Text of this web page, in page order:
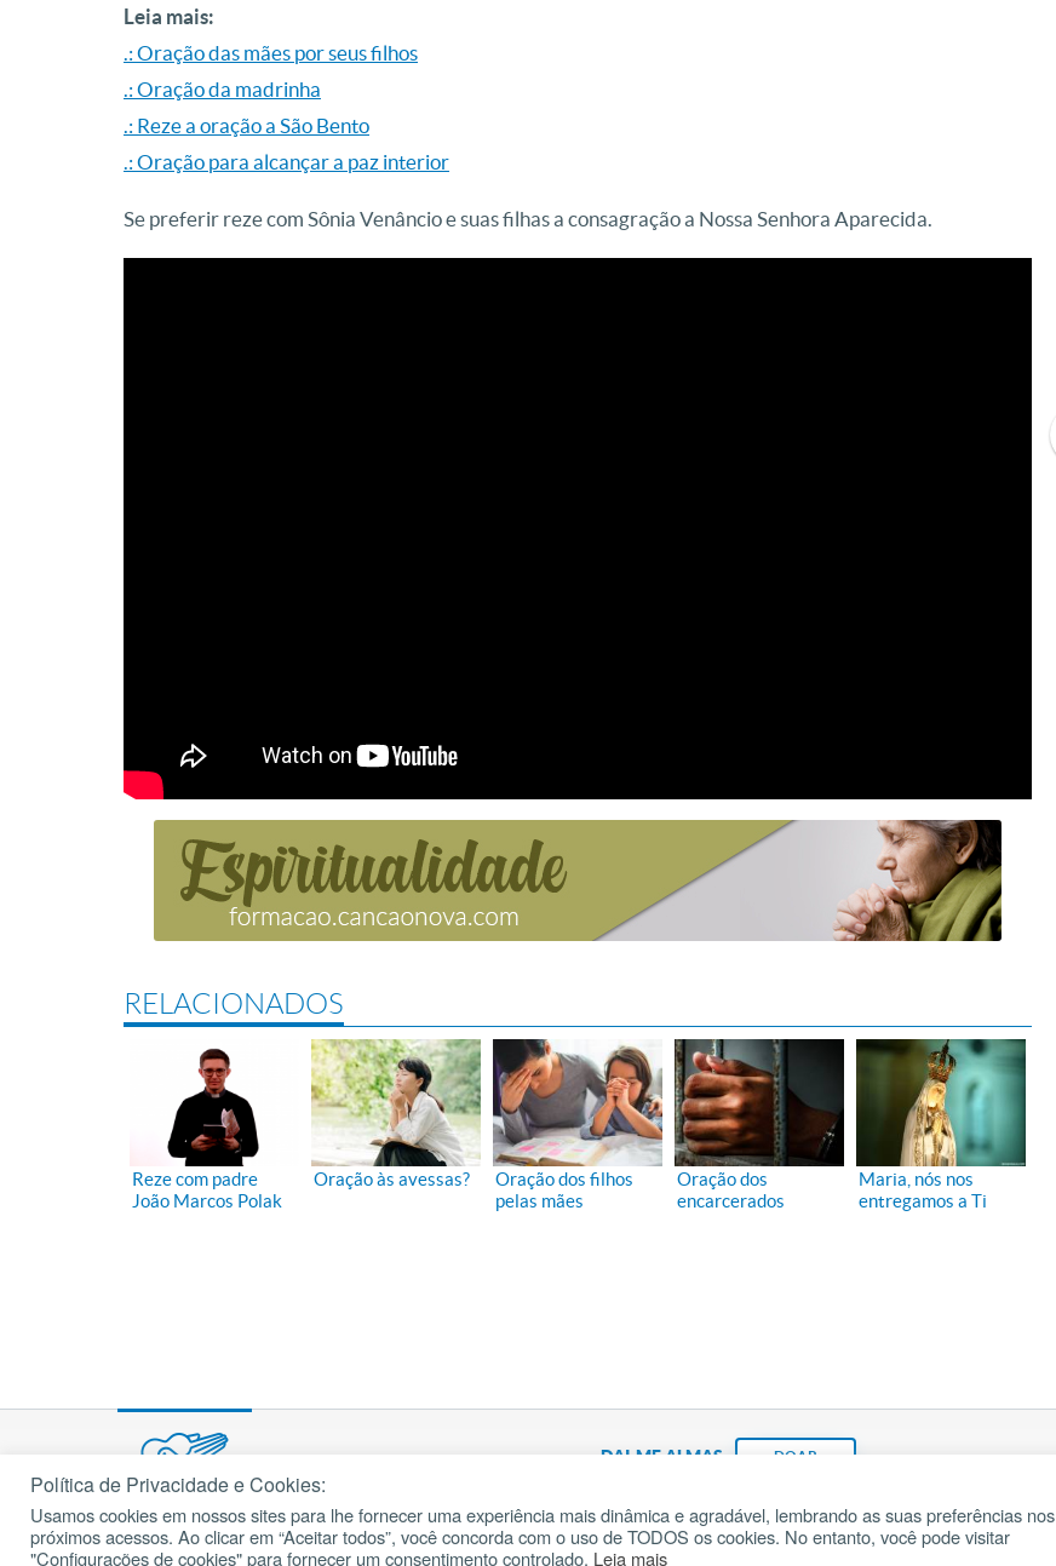
Leia mais:
.: Oração das mães por seus filhos
.: Oração da madrinha
.: Reze a oração a São Bento
.: Oração para alcançar a paz interior
Se preferir reze com Sônia Venâncio e suas filhas a consagração a Nossa Senhora Aparecida.
RELACIONADOS
Reze com padre
João Marcos Polak
Oração às avessas?
Oração dos filhos
pelas mães
Oração dos
encarcerados
Maria, nós nos
entregamos a Ti
DAI-ME ALMAS DOAR
Fundação João Paulo II Pedido de Oração
cancaonova.com© 2002 – 2026
Todos os direitos reservados.
Política de Privacidade e Cookies:
Usamos cookies em nossos sites para lhe fornecer uma experiência mais dinâmica e agradável, lembrando as suas preferências nos
próximos acessos. Ao clicar em “Aceitar todos”, você concorda com o uso de TODOS os cookies. No entanto, você pode visitar
"Configurações de cookies" para fornecer um consentimento controlado. Leia mais